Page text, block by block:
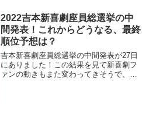
2022吉本新喜劇座員総選挙の中
間発表！これからどうなる、最終
順位予想は？
吉本新喜劇座員総選挙の中間発表が27日
にありました！この結果を見て新喜劇フ
ァンの動きもまた変わってきそうで、と